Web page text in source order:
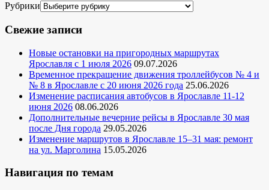
Рубрики
Свежие записи
Новые остановки на пригородных маршрутах
Ярославля с 1 июля 2026 09.07.2026
Временное прекращение движения троллейбусов № 4 и
№ 8 в Ярославле с 20 июня 2026 года 25.06.2026
Изменение расписания автобусов в Ярославле 11-12
июня 2026 08.06.2026
Дополнительные вечерние рейсы в Ярославле 30 мая
после Дня города 29.05.2026
Изменение маршрутов в Ярославле 15–31 мая: ремонт
на ул. Марголина 15.05.2026
Навигация по темам